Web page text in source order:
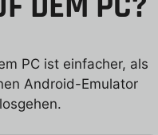
PC ist einfacher, als
Android-Emulator